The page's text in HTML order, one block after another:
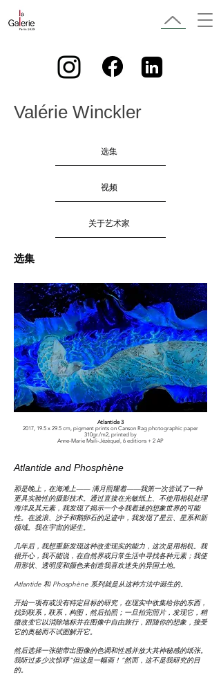
Valérie Winckler
选集
视频
关于艺术家
选集
Atlantide 3
2017, 19.5 x 29.5 cm, pigment prints on Canson Rag photographic paper
310gr./m2, printed by
Anne-Marie Msili-Jézéquel, 6 editions + 2 AP
Atlantide and Phosphène
那是晚上，在海滩上—— 满月照耀着——我第一次尝试了一种
更具实验性的摄影技术。通过直接在光敏纸上、不使用相机处理
海洋及其元素，我发现了揭示一个令我着迷的想象世界的可能
性。在波浪、沙子和鹅卵石的足迹中，我发现了星云、星系和新
领域。我在宇宙的诞生。
几年后，我想重新发现这种改变现实的能力，这次是用相机。我
很开心，我不能说，在自然界或日常生活中寻找各种元素；我使
用形状、透明度和颜色来创造我喜欢迷失的异国土地。
Atlantide 和 Phosphène 系列就是从这种方法中诞生的。
开始一项有或没有特定目标的研究，在现实中收集给你的东西，
找到联系，联系，构图，然后拍照；一旦拍完照片，发现它，稍
微改变它以消除地标并在图像中自由旅行，跟随你的想象，接受
它的奥秘而不试图解开它。
然后选择一张能带出图像的色调和性感并放大其神秘感的纸张。
我听过多少次惊呼“但这是一幅画！”然而，这不是我研究的目
的。